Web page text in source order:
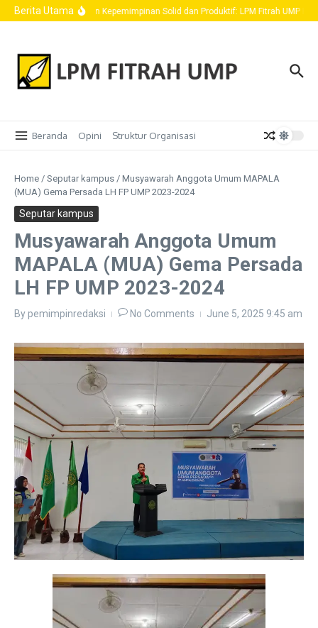
Skip to content
Berita UtamaWujudkan Kepemimpinan Solid dan Produktif: LPM Fitrah UMP
Beranda Opini Struktur Organisasi
Home / Seputar kampus / Musyawarah Anggota Umum MAPALA
(MUA) Gema Persada LH FP UMP 2023-2024
Seputar kampus
Musyawarah Anggota Umum
MAPALA (MUA) Gema Persada
LH FP UMP 2023-2024
Bypemimpinredaksi No Comments June 5, 2025 9:45 am